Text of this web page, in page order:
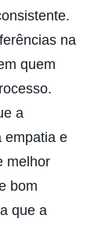
na
quem
a
empatia e
melhor
bom
que a